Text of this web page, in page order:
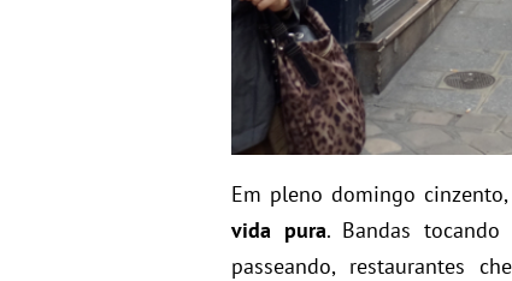
Em pleno domingo
vida pura. Bandas
passeando, restaurantes